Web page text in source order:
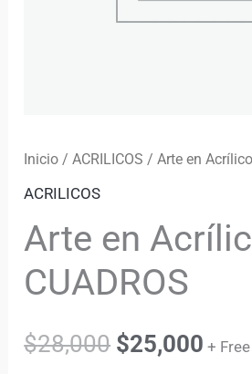
Inicio /ACRILICOS / Arte en
ACRILICOS
Arte en
CUADROS
$28,000 $25,000 +